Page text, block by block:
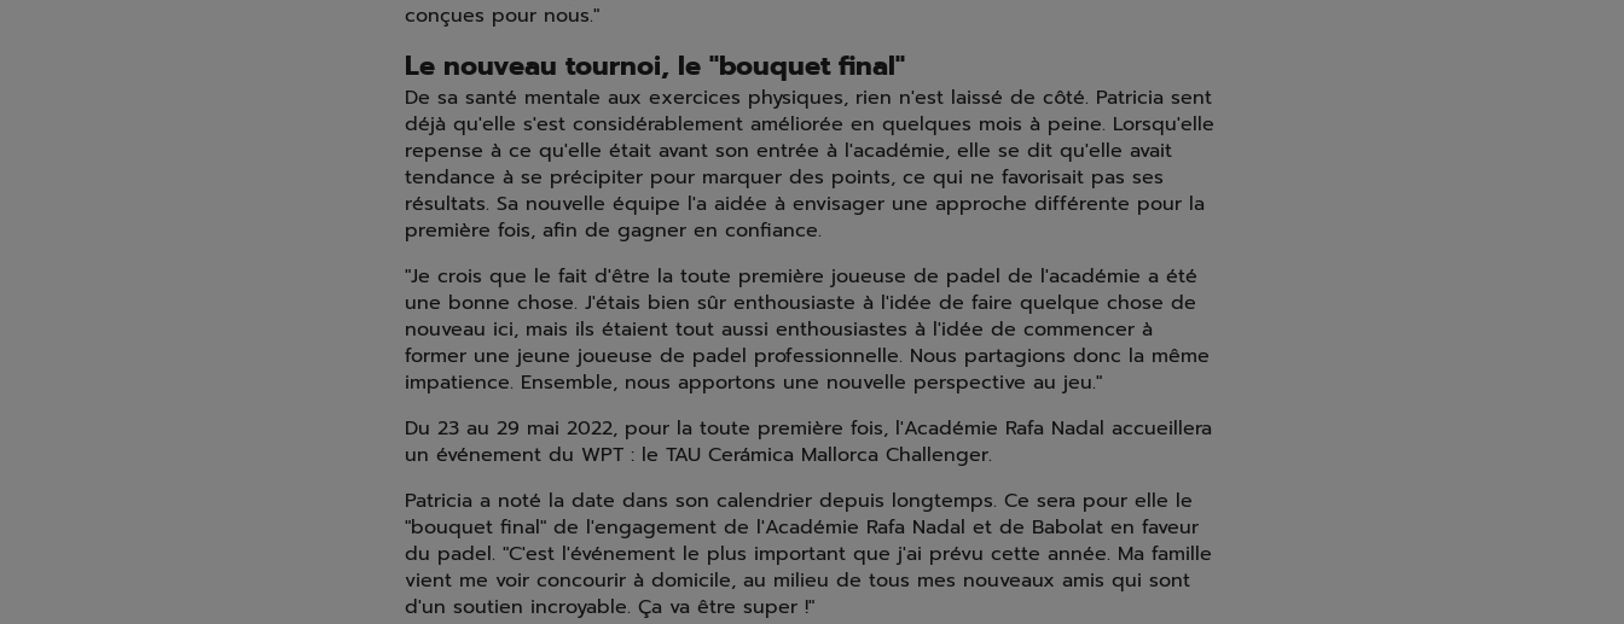
conçues pour nous."
Le nouveau tournoi, le "bouquet final"
De sa santé mentale aux exercices physiques, rien n'est laissé de côté. Patricia sent
déjà qu'elle s'est considérablement améliorée en quelques mois à peine. Lorsqu'elle
repense à ce qu'elle était avant son entrée à l'académie, elle se dit qu'elle avait
tendance à se précipiter pour marquer des points, ce qui ne favorisait pas ses
résultats. Sa nouvelle équipe l'a aidée à envisager une approche différente pour la
première fois, afin de gagner en confiance.
"Je crois que le fait d'être la toute première joueuse de padel de l'académie a été
une bonne chose. J'étais bien sûr enthousiaste à l'idée de faire quelque chose de
nouveau ici, mais ils étaient tout aussi enthousiastes à l'idée de commencer à
former une jeune joueuse de padel professionnelle. Nous partagions donc la même
impatience. Ensemble, nous apportons une nouvelle perspective au jeu."
Du 23 au 29 mai 2022, pour la toute première fois, l'Académie Rafa Nadal accueillera
un événement du WPT : le TAU Cerámica Mallorca Challenger.
Patricia a noté la date dans son calendrier depuis longtemps. Ce sera pour elle le
"bouquet final" de l'engagement de l'Académie Rafa Nadal et de Babolat en faveur
du padel. "C'est l'événement le plus important que j'ai prévu cette année. Ma famille
vient me voir concourir à domicile, au milieu de tous mes nouveaux amis qui sont
d'un soutien incroyable. Ça va être super !"